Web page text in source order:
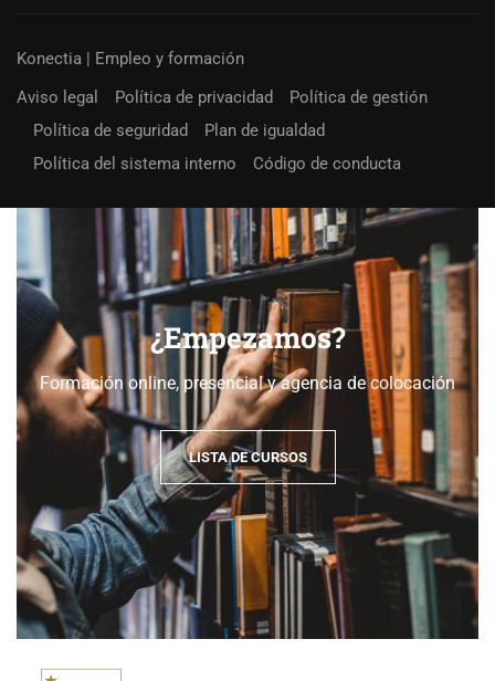
Konectia | Empleo y formación
Aviso legal
Política de privacidad
Política de gestión
Política de seguridad
Plan de igualdad
Política del sistema interno
Código de conducta
¿Empezamos?
Formación online, presencial y agencia de colocación
LISTA DE CURSOS